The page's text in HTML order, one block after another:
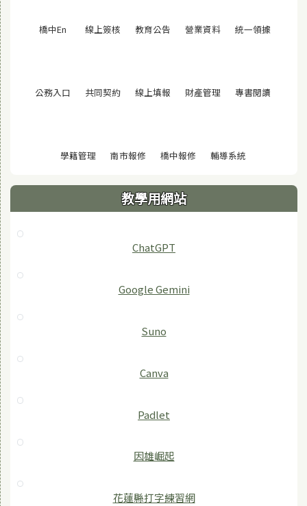
橋中En (另開視窗)
線上簽核 (另開視窗)
教育公告 (另開視窗)
營業資料(另開視窗)
統一領據
公務入口 (另開視窗)
共同契約(另開視窗)
線上填報 (另開視窗)
財產管理 (另開視窗)
專書閱讀
學籍管理(另開視窗)
南市報修(另開視窗)
橋中報修(另開視窗)
輔導系統(另開視窗)
教學用網站
ChatGPT
‎Google Gemini
Suno
Canva
Padlet
因雄崛起
花蓮縣打字練習網